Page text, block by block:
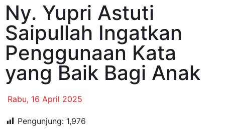
Ny. Yupri Astuti
Saipullah Ingatkan
Penggunaan Kata
yang Baik Bagi Anak
Rabu, 16 April 2025
Pengunjung: 1,976